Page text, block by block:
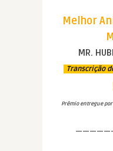
Melhor
MR.
Transcrição
Prêmio entregue